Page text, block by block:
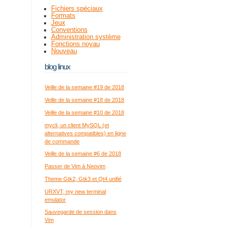
Fichiers spéciaux
Formats
Jeux
Conventions
Administration système
Fonctions noyau
Nouveau
blog linux
Veille de la semaine #19 de 2018
Veille de la semaine #18 de 2018
Veille de la semaine #10 de 2018
mycli, un client MySQL (et
alternatives compatibles) en ligne
de commande
Veille de la semaine #6 de 2018
Passer de Vim à Neovim
Theme Gtk2, Gtk3 et Qt4 unifié
URXVT, my new terminal
emulator
Sauvegarde de session dans
Vim